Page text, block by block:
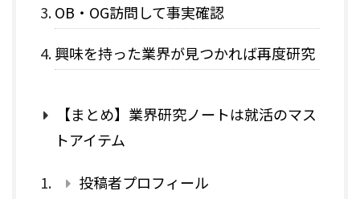
OB・OG訪問して事実確認
興味を持った業界が見つかれば再度研究
【まとめ】業界研究ノートは就活のマス
トアイテム
投稿者プロフィール